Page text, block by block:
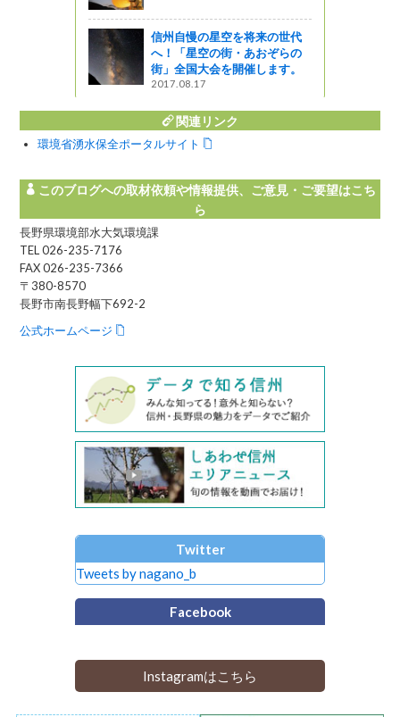
信州自慢の星空を将来の世代
へ！「星空の街・あおぞらの
街」全国大会を開催します。
2017.08.17
関連リンク
環境省湧水保全ポータルサイト
このブログへの取材依頼や情報提供、ご意見・ご要望はこち
ら
長野県環境部水大気環境課
TEL 026-235-7176
FAX 026-235-7366
〒380-8570
長野市南長野幅下692-2
公式ホームページ
Twitter
Tweets by nagano_b
Facebook
Instagramはこちら